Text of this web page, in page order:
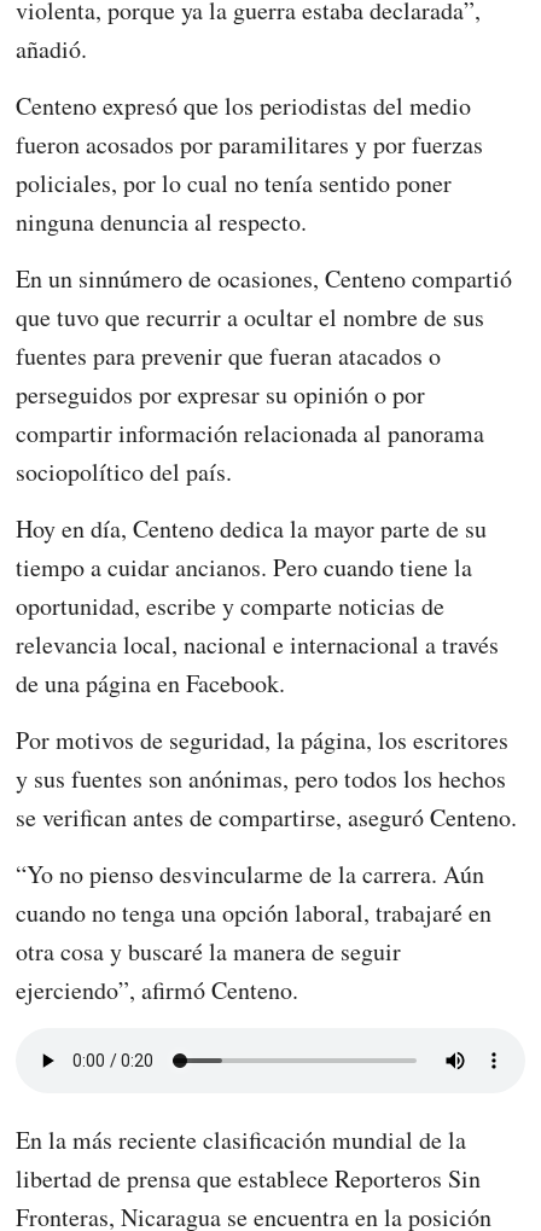
violenta, porque ya la guerra estaba declarada”,
añadió.
Centeno expresó que los periodistas del medio
fueron acosados por paramilitares y por fuerzas
policiales, por lo cual no tenía sentido poner
ninguna denuncia al respecto.
En un sinnúmero de ocasiones, Centeno compartió
que tuvo que recurrir a ocultar el nombre de sus
fuentes para prevenir que fueran atacados o
perseguidos por expresar su opinión o por
compartir información relacionada al panorama
sociopolítico del país.
Hoy en día, Centeno dedica la mayor parte de su
tiempo a cuidar ancianos. Pero cuando tiene la
oportunidad, escribe y comparte noticias de
relevancia local, nacional e internacional a través
de una página en Facebook.
Por motivos de seguridad, la página, los escritores
y sus fuentes son anónimas, pero todos los hechos
se verifican antes de compartirse, aseguró Centeno.
“Yo no pienso desvincularme de la carrera. Aún
cuando no tenga una opción laboral, trabajaré en
otra cosa y buscaré la manera de seguir
ejerciendo”, afirmó Centeno.
En la más reciente clasificación mundial de la
libertad de prensa que establece Reporteros Sin
Fronteras, Nicaragua se encuentra en la posición